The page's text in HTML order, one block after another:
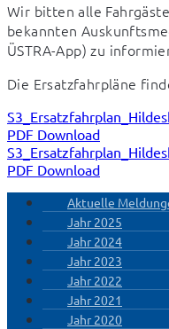
Wir bitten alle
bekannten
ÜSTRA-App) zu
Die Ersatzfahrpläne
PDF Download
PDF Download
Aktuelle
Jahr 2025
Jahr 2024
Jahr 2023
Jahr 2022
Jahr 2021
Jahr 2020